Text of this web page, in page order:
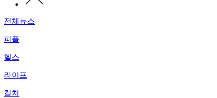
전체뉴스
피플
헬스
라이프
컬처